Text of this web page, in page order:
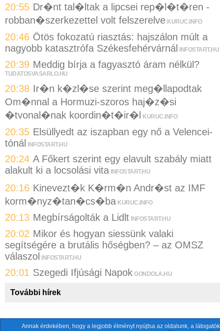
20:55 Dr�nt tal�ltak a lipcsei rep�l�t�ren -
robban�szerkezettel volt felszerelve KURUC.INFO
20:46 Ötös fokozatú riasztás: hajszálon múlt a
nagyobb katasztrófa Székesfehérvárnál
INFOSTART.HU
20:39 Meddig bírja a fagyasztó áram nélkül?
TUDATOSVASARLO.HU
20:38 Ir�n k�zl�se szerint meg�llapodtak
Om�nnal a Hormuzi-szoros haj�z�si
�tvonal�nak koordin�t�ir�l
KURUC.INFO
20:35 Elsüllyedt az iszapban egy nő a Velencei-
tónál INFOSTART.HU
20:24 A Főkert szerint egy elavult szabály miatt
alakult ki a locsolási vita INFOSTART.HU
20:16 Kinevezt�k K�rm�n Andr�st az IMF
korm�nyz�tan�cs�ba KURUC.INFO
20:13 Megbírságolták a Lidlt INFOSTART.HU
20:02 Mikor és hogyan siessünk valaki
segítségére a brutális hőségben? – az OMSZ
válaszol
INFOSTART.HU
20:01 Szegedi Ifjúsági Napok GONDOLA.HU
További hírek
Annak érdekében, hogy a legjobb élményt nyújtsa az oldalunk, a látogatók